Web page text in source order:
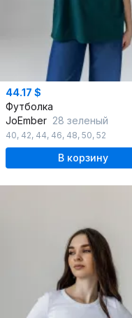
44.17 $
Футболка
JoEmber 28 зеленый
40, 42, 44, 46, 48, 50, 52
В корзину